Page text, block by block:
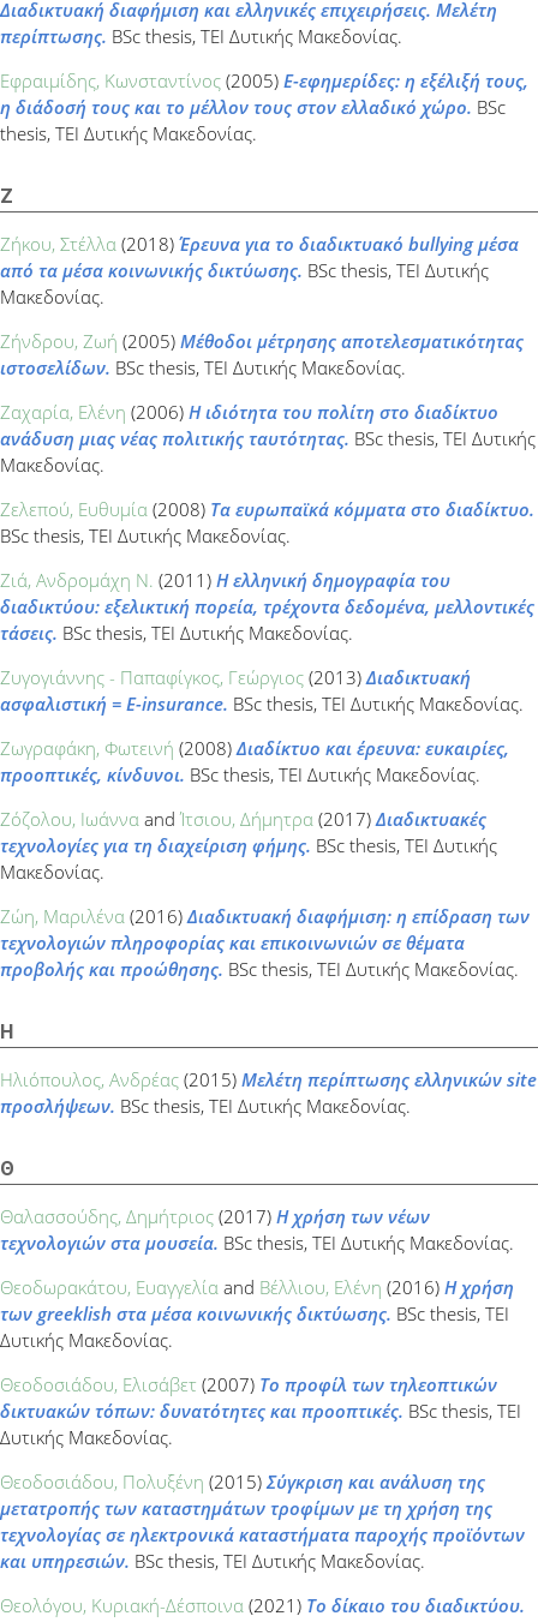
Διαδικτυακή διαφήμιση και ελληνικές επιχειρήσεις. Μελέτη
περίπτωσης. BSc thesis, ΤΕΙ Δυτικής Μακεδονίας.
Εφραιμίδης, Κωνσταντίνος (2005) E-εφημερίδες: η εξέλιξή τους,
η διάδοσή τους και το μέλλον τους στον ελλαδικό χώρο. BSc
thesis, ΤΕΙ Δυτικής Μακεδονίας.
Ζ
Ζήκου, Στέλλα (2018) Έρευνα για το διαδικτυακό bullying μέσα
από τα μέσα κοινωνικής δικτύωσης. BSc thesis, ΤΕΙ Δυτικής
Μακεδονίας.
Ζήνδρου, Ζωή (2005) Μέθοδοι μέτρησης αποτελεσματικότητας
ιστοσελίδων. BSc thesis, ΤΕΙ Δυτικής Μακεδονίας.
Ζαχαρία, Ελένη (2006) Η ιδιότητα του πολίτη στο διαδίκτυο
ανάδυση μιας νέας πολιτικής ταυτότητας. BSc thesis, ΤΕΙ Δυτικής
Μακεδονίας.
Ζελεπού, Ευθυμία (2008) Τα ευρωπαϊκά κόμματα στο διαδίκτυο.
BSc thesis, ΤΕΙ Δυτικής Μακεδονίας.
Ζιά, Ανδρομάχη Ν. (2011) Η ελληνική δημογραφία του
διαδικτύου: εξελικτική πορεία, τρέχοντα δεδομένα, μελλοντικές
τάσεις. BSc thesis, ΤΕΙ Δυτικής Μακεδονίας.
Ζυγογιάννης - Παπαφίγκος, Γεώργιος (2013) Διαδικτυακή
ασφαλιστική = E-insurance. BSc thesis, ΤΕΙ Δυτικής Μακεδονίας.
Ζωγραφάκη, Φωτεινή (2008) Διαδίκτυο και έρευνα: ευκαιρίες,
προοπτικές, κίνδυνοι. BSc thesis, ΤΕΙ Δυτικής Μακεδονίας.
Ζόζολου, Ιωάννα andΊτσιου, Δήμητρα (2017) Διαδικτυακές
τεχνολογίες για τη διαχείριση φήμης. BSc thesis, ΤΕΙ Δυτικής
Μακεδονίας.
Ζώη, Μαριλένα (2016) Διαδικτυακή διαφήμιση: η επίδραση των
τεχνολογιών πληροφορίας και επικοινωνιών σε θέματα
προβολής και προώθησης. BSc thesis, ΤΕΙ Δυτικής Μακεδονίας.
Η
Ηλιόπουλος, Ανδρέας (2015) Μελέτη περίπτωσης ελληνικών site
προσλήψεων. BSc thesis, ΤΕΙ Δυτικής Μακεδονίας.
Θ
Θαλασσούδης, Δημήτριος (2017) Η χρήση των νέων
τεχνολογιών στα μουσεία. BSc thesis, ΤΕΙ Δυτικής Μακεδονίας.
Θεoδωρακάτου, Ευαγγελία and Βέλλιου, Ελένη (2016) Η χρήση
των greeklish στα μέσα κοινωνικής δικτύωσης. BSc thesis, ΤΕΙ
Δυτικής Μακεδονίας.
Θεοδοσιάδου, Ελισάβετ (2007) Το προφίλ των τηλεοπτικών
δικτυακών τόπων: δυνατότητες και προοπτικές. BSc thesis, ΤΕΙ
Δυτικής Μακεδονίας.
Θεοδοσιάδου, Πολυξένη (2015) Σύγκριση και ανάλυση της
μετατροπής των καταστημάτων τροφίμων με τη χρήση της
τεχνολογίας σε ηλεκτρονικά καταστήματα παροχής προϊόντων
και υπηρεσιών. BSc thesis, ΤΕΙ Δυτικής Μακεδονίας.
Θεολόγου, Κυριακή-Δέσποινα (2021) Το δίκαιο του διαδικτύου.